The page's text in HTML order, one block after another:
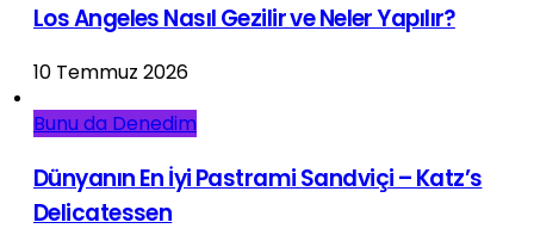
Los Angeles Nasıl Gezilir ve Neler Yapılır?
10 Temmuz 2026
Bunu da Denedim
Dünyanın En İyi Pastrami Sandviçi – Katz’s
Delicatessen